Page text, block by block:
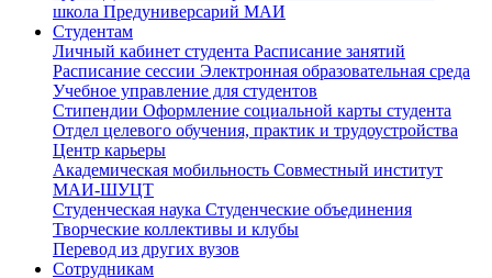
школа Предуниверсарий МАИ
Студентам
Личный кабинет студента Расписание занятий
Расписание сессии Электронная образовательная среда
Учебное управление для студентов
Стипендии Оформление социальной карты студента
Отдел целевого обучения, практик и трудоустройства
Центр карьеры
Академическая мобильность Совместный институт
МАИ-ШУЦТ
Студенческая наука Студенческие объединения
Творческие коллективы и клубы
Перевод из других вузов
Сотрудникам